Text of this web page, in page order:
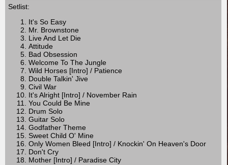
Setlist:
It's So Easy
Mr. Brownstone
Live And Let Die
Attitude
Bad Obsession
Welcome To The Jungle
Wild Horses [Intro] / Patience
Double Talkin' Jive
Civil War
It's Alright [Intro] / November Rain
You Could Be Mine
Drum Solo
Guitar Solo
Godfather Theme
Sweet Child O' Mine
Only Women Bleed [Intro] / Knockin' On Heaven's Door
Don't Cry
Mother [Intro] / Paradise City